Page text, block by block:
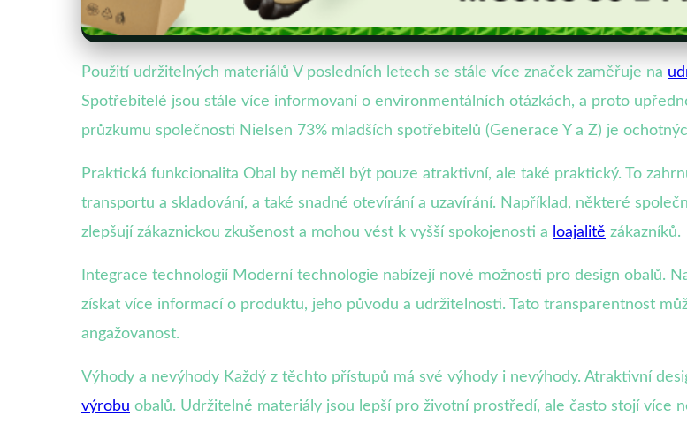
Použití udržitelných materiálů V posledních letech se stále více značek zaměřuje na
Spotřebitelé jsou stále více informovaní o environmentálních otázkách, a proto
průzkumu společnosti Nielsen 73% mladších spotřebitelů (Generace Y a Z) je
Praktická funkcionalita Obal by neměl být pouze atraktivní, ale také praktický. To
transportu a skladování, a také snadné otevírání a uzavírání. Například, některé
zlepšují zákaznickou zkušenost a mohou vést k vyšší spokojenosti a loajalitě zákazníků.
Integrace technologií Moderní technologie nabízejí nové možnosti pro design obalů.
získat více informací o produktu, jeho původu a udržitelnosti. Tato transparentnost
angažovanost.
Výhody a nevýhody Každý z těchto přístupů má své výhody i nevýhody. Atraktivní
výrobu obalů. Udržitelné materiály jsou lepší pro životní prostředí, ale často stojí více